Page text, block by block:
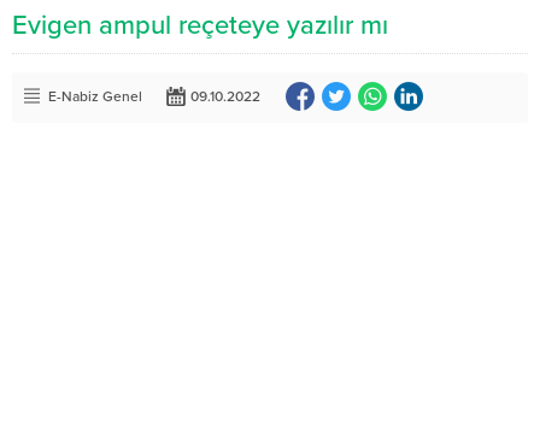
Evigen ampul reçeteye yazılır mı
E-Nabiz Genel 09.10.2022